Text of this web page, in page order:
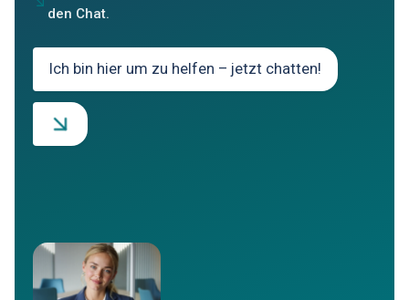
den Chat.
Ich bin hier um zu helfen – jetzt chatten!